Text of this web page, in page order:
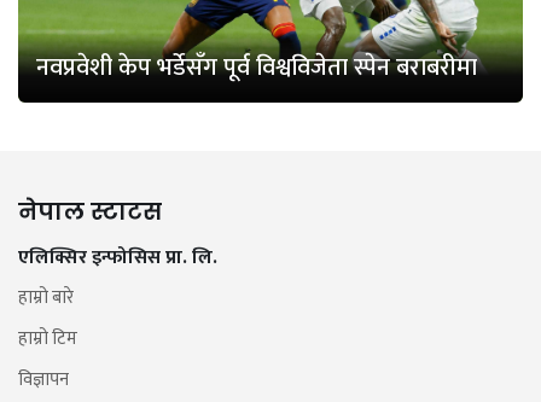
नवप्रवेशी केप भर्डेसँग पूर्व विश्वविजेता स्पेन बराबरीमा
नेपाल स्टाटस
एलिक्सिर इन्फोसिस प्रा. लि.
हाम्रो बारे
हाम्रो टिम
विज्ञापन